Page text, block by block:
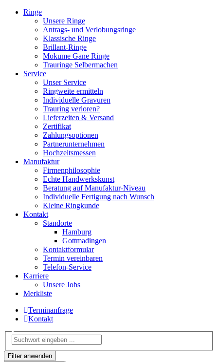
Ringe
Unsere Ringe
Antrags- und Verlobungsringe
Klassische Ringe
Brillant-Ringe
Mokume Gane Ringe
Trauringe Selbermachen
Service
Unser Service
Ringweite ermitteln
Individuelle Gravuren
Trauring verloren?
Lieferzeiten & Versand
Zertifikat
Zahlungsoptionen
Partnerunternehmen
Hochzeitsmessen
Manufaktur
Firmenphilosophie
Echte Handwerkskunst
Beratung auf Manufaktur-Niveau
Individuelle Fertigung nach Wunsch
Kleine Ringkunde
Kontakt
Standorte
Hamburg
Gottmadingen
Kontaktformular
Termin vereinbaren
Telefon-Service
Karriere
Unsere Jobs
Merkliste
Terminanfrage
Kontakt
Filter anwenden